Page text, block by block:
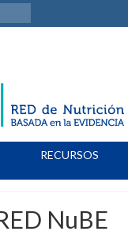
RECURSOS
NuBE